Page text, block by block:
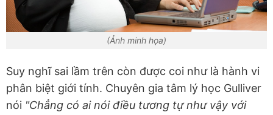
(Ảnh minh họa)
Suy nghĩ sai lầm trên còn được coi như là hành vi
phân biệt giới tính. Chuyên gia tâm lý học Gulliver
nói "Chẳng có ai nói điều tương tự như vậy với